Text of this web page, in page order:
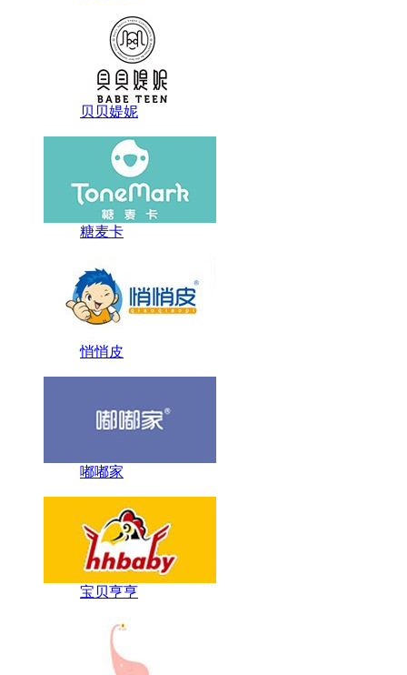
贝贝媞妮
糖麦卡
悄悄皮
嘟嘟家
宝贝亨亨